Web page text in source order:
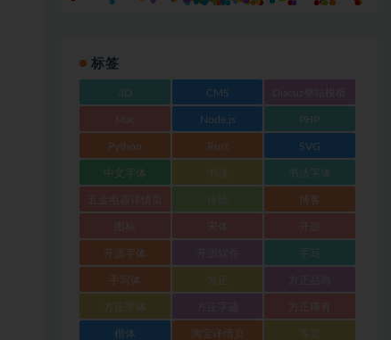
标签
3D CMS
Node.js PHP
Python Rust SVG
中文字体 书法 书法字体
博客
开源字体 手写
手写体 方正
方正字体
楷体 淘宝详情页 等宽